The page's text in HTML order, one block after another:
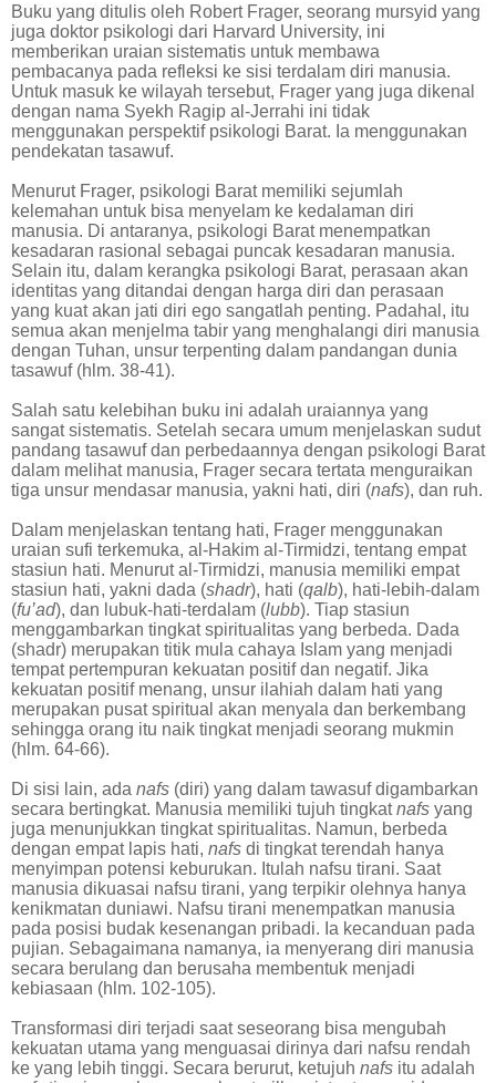
Buku yang ditulis oleh Robert Frager, seorang mursyid yang
juga doktor psikologi dari Harvard University, ini
memberikan uraian sistematis untuk membawa
pembacanya pada refleksi ke sisi terdalam diri manusia.
Untuk masuk ke wilayah tersebut, Frager yang juga dikenal
dengan nama Syekh Ragip al-Jerrahi ini tidak
menggunakan perspektif psikologi Barat. Ia menggunakan
pendekatan tasawuf.
Menurut Frager, psikologi Barat memiliki sejumlah
kelemahan untuk bisa menyelam ke kedalaman diri
manusia. Di antaranya, psikologi Barat menempatkan
kesadaran rasional sebagai puncak kesadaran manusia.
Selain itu, dalam kerangka psikologi Barat, perasaan akan
identitas yang ditandai dengan harga diri dan perasaan
yang kuat akan jati diri ego sangatlah penting. Padahal, itu
semua akan menjelma tabir yang menghalangi diri manusia
dengan Tuhan, unsur terpenting dalam pandangan dunia
tasawuf (hlm. 38-41).
Salah satu kelebihan buku ini adalah uraiannya yang
sangat sistematis. Setelah secara umum menjelaskan sudut
pandang tasawuf dan perbedaannya dengan psikologi Barat
dalam melihat manusia, Frager secara tertata menguraikan
tiga unsur mendasar manusia, yakni hati, diri (nafs), dan ruh.
Dalam menjelaskan tentang hati, Frager menggunakan
uraian sufi terkemuka, al-Hakim al-Tirmidzi, tentang empat
stasiun hati. Menurut al-Tirmidzi, manusia memiliki empat
stasiun hati, yakni dada (shadr), hati (qalb), hati-lebih-dalam
(fu’ad), dan lubuk-hati-terdalam (lubb). Tiap stasiun
menggambarkan tingkat spiritualitas yang berbeda. Dada
(shadr) merupakan titik mula cahaya Islam yang menjadi
tempat pertempuran kekuatan positif dan negatif. Jika
kekuatan positif menang, unsur ilahiah dalam hati yang
merupakan pusat spiritual akan menyala dan berkembang
sehingga orang itu naik tingkat menjadi seorang mukmin
(hlm. 64-66).
Di sisi lain, ada nafs (diri) yang dalam tawasuf digambarkan
secara bertingkat. Manusia memiliki tujuh tingkatnafs yang
juga menunjukkan tingkat spiritualitas. Namun, berbeda
dengan empat lapis hati, nafs di tingkat terendah hanya
menyimpan potensi keburukan. Itulah nafsu tirani. Saat
manusia dikuasai nafsu tirani, yang terpikir olehnya hanya
kenikmatan duniawi. Nafsu tirani menempatkan manusia
pada posisi budak kesenangan pribadi. Ia kecanduan pada
pujian. Sebagaimana namanya, ia menyerang diri manusia
secara berulang dan berusaha membentuk menjadi
kebiasaan (hlm. 102-105).
Transformasi diri terjadi saat seseorang bisa mengubah
kekuatan utama yang menguasai dirinya dari nafsu rendah
ke yang lebih tinggi. Secara berurut, ketujuh nafs itu adalah